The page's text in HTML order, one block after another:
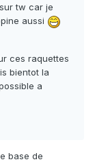
tw car je
aussi
ces raquettes
bientot la
a
base de